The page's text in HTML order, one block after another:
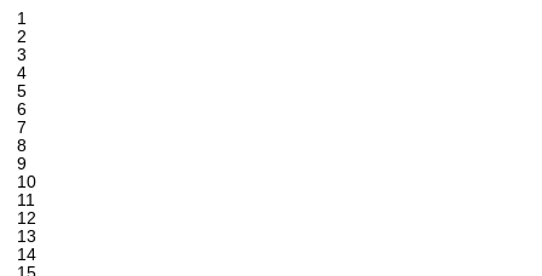
1
2
3
4
5
6
7
8
9
10
11
12
13
14